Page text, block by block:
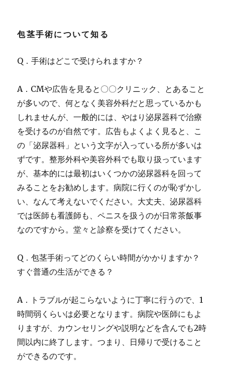
包茎手術について知る
Q．手術はどこで受けられますか？
A．CMや広告を見ると〇〇クリニック、とあること
が多いので、何となく美容外科だと思っているかも
しれませんが、一般的には、やはり泌尿器科で治療
を受けるのが自然です。広告もよくよく見ると、こ
の「泌尿器科」という文字が入っている所が多いは
ずです。整形外科や美容外科でも取り扱っています
が、基本的には最初はいくつかの泌尿器科を回って
みることをお勧めします。病院に行くのが恥ずかし
い、なんて考えないでください。大丈夫、泌尿器科
では医師も看護師も、ペニスを扱うのが日常茶飯事
なのですから。堂々と診察を受けてください。
Q．包茎手術ってどのくらい時間がかかりますか？
すぐ普通の生活ができる？
A．トラブルが起こらないように丁寧に行うので、1
時間弱くらいは必要となります。病院や医師にもよ
りますが、カウンセリングや説明などを含んでも2時
間以内に終了します。つまり、日帰りで受けること
ができるのです。